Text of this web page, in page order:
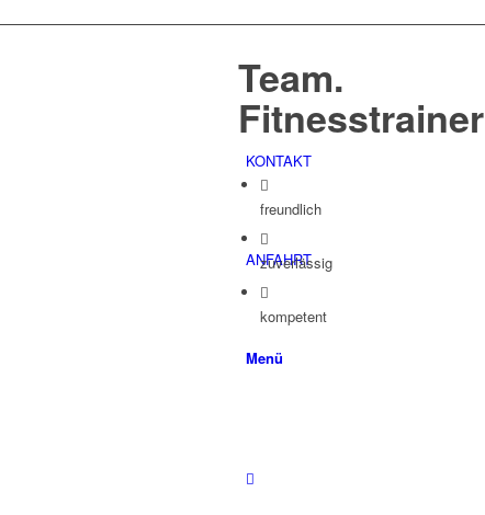
KONTAKT
ANFAHRT
Menü
Team.
Fitnesstrainer
freundlich
zuverlässig
kompetent